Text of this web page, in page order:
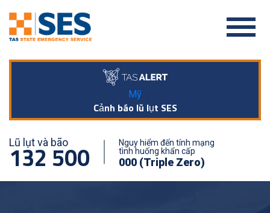
Mỹ
Cảnh báo lũ lụt SES
Lũ lụt và bão
132 500
Nguy hiểm đến tính mạng
tình huống khẩn cấp
000 (Triple Zero)